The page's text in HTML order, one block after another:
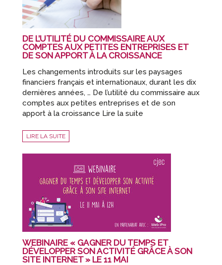
DE L’UTILITÉ DU COMMISSAIRE AUX
COMPTES AUX PETITES ENTREPRISES ET
DE SON APPORT À LA CROISSANCE
Les changements introduits sur les paysages
financiers français et internationaux, durant les dix
dernières années, … De l’utilité du commissaire aux
comptes aux petites entreprises et de son
apport à la croissance Lire la suite
LIRE LA SUITE
WEBINAIRE « GAGNER DU TEMPS ET
DÉVELOPPER SON ACTIVITÉ GRÂCE À SON
SITE INTERNET » LE 11 MAI